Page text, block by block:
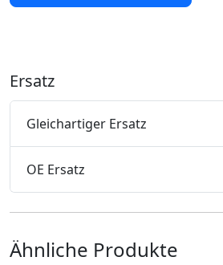
Ersatz
Gleichartiger Ersatz
OE Ersatz
Ähnliche Produkte